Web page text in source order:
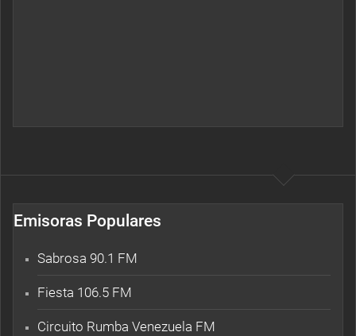
Emisoras Populares
Sabrosa 90.1 FM
Fiesta 106.5 FM
Circuito Rumba Venezuela FM